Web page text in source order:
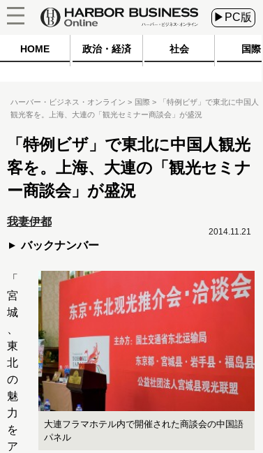
▶PC版
HOME 政治・経済 社会 国際
ハーバー・ビジネス・オンライン 国際
「特例ビザ」で東北に中国人
観光客を。上海、大連の「観光セミナー商談会」が盛況
「特例ビザ」で東北に中国人観光
客を。上海、大連の「観光セミナ
ー商談会」が盛況
我妻伊都
バックナンバー
2014.11.21
大連フラマホテル内で開催された商談会の中国語
パネル
「
宮
城
東
北
の
魅
力
を
ア